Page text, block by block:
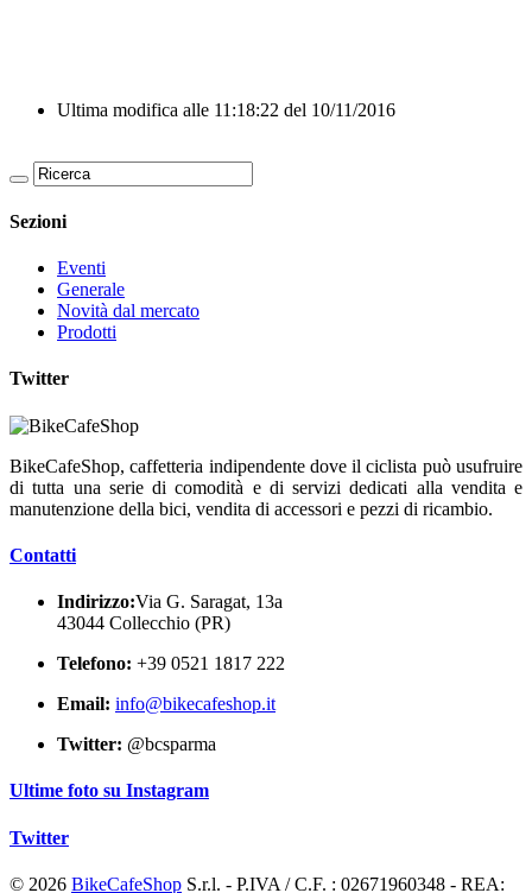
Ultima modifica alle 11:18:22 del 10/11/2016
Sezioni
Eventi
Generale
Novità dal mercato
Prodotti
Twitter
BikeCafeShop, caffetteria indipendente dove il ciclista può usufruire
di tutta una serie di comodità e di servizi dedicati alla vendita e
manutenzione della bici, vendita di accessori e pezzi di ricambio.
Contatti
Indirizzo:Via G. Saragat, 13a
43044 Collecchio (PR)
Telefono: +39 0521 1817 222
Email: info@bikecafeshop.it
Twitter: @bcsparma
Ultime foto su Instagram
Twitter
© 2026 BikeCafeShop S.r.l. - P.IVA / C.F. : 02671960348 - REA: